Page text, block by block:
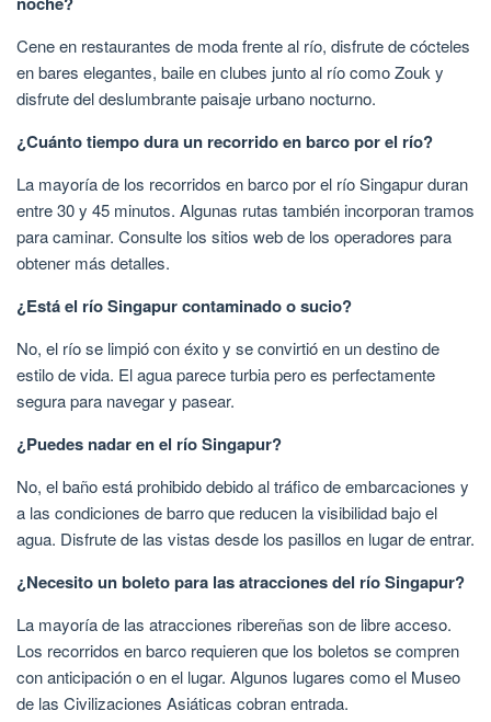
Cene en restaurantes de moda frente al río, disfrute de cócteles
en bares elegantes, baile en clubes junto al río como Zouk y
disfrute del deslumbrante paisaje urbano nocturno.
¿Cuánto tiempo dura un recorrido en barco por el río?
La mayoría de los recorridos en barco por el río Singapur duran
entre 30 y 45 minutos. Algunas rutas también incorporan tramos
para caminar. Consulte los sitios web de los operadores para
obtener más detalles.
¿Está el río Singapur contaminado o sucio?
No, el río se limpió con éxito y se convirtió en un destino de
estilo de vida. El agua parece turbia pero es perfectamente
segura para navegar y pasear.
¿Puedes nadar en el río Singapur?
No, el baño está prohibido debido al tráfico de embarcaciones y
a las condiciones de barro que reducen la visibilidad bajo el
agua. Disfrute de las vistas desde los pasillos en lugar de entrar.
¿Necesito un boleto para las atracciones del río Singapur?
La mayoría de las atracciones ribereñas son de libre acceso.
Los recorridos en barco requieren que los boletos se compren
con anticipación o en el lugar. Algunos lugares como el Museo
de las Civilizaciones Asiáticas cobran entrada.